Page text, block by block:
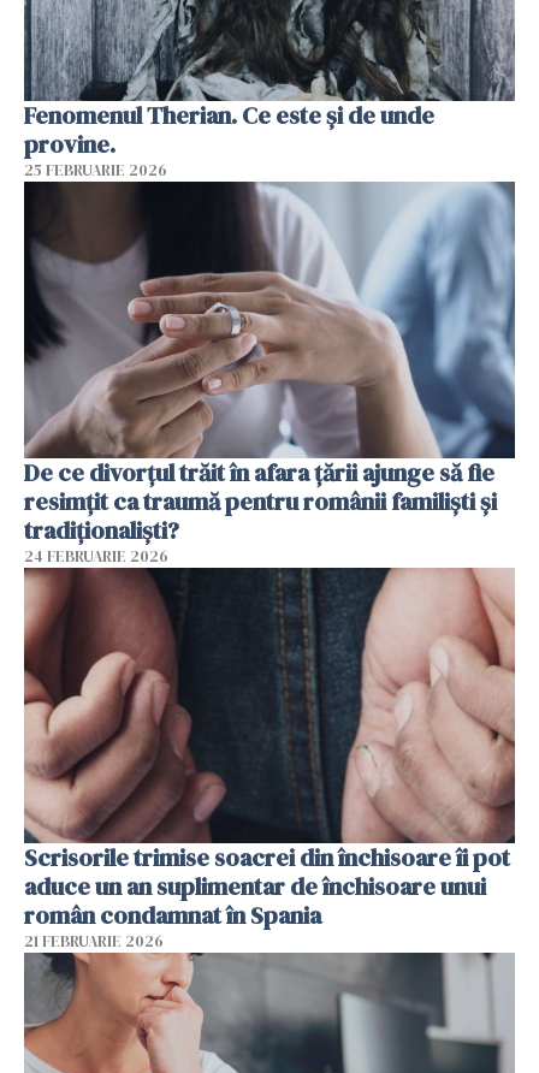
Fenomenul Therian. Ce este și de unde
provine.
25 FEBRUARIE 2026
De ce divorțul trăit în afara țării ajunge să fie
resimțit ca traumă pentru românii familiști și
tradiționaliști?
24 FEBRUARIE 2026
Scrisorile trimise soacrei din închisoare îi pot
aduce un an suplimentar de închisoare unui
român condamnat în Spania
21 FEBRUARIE 2026